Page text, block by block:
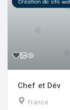
Chef et Dév
France